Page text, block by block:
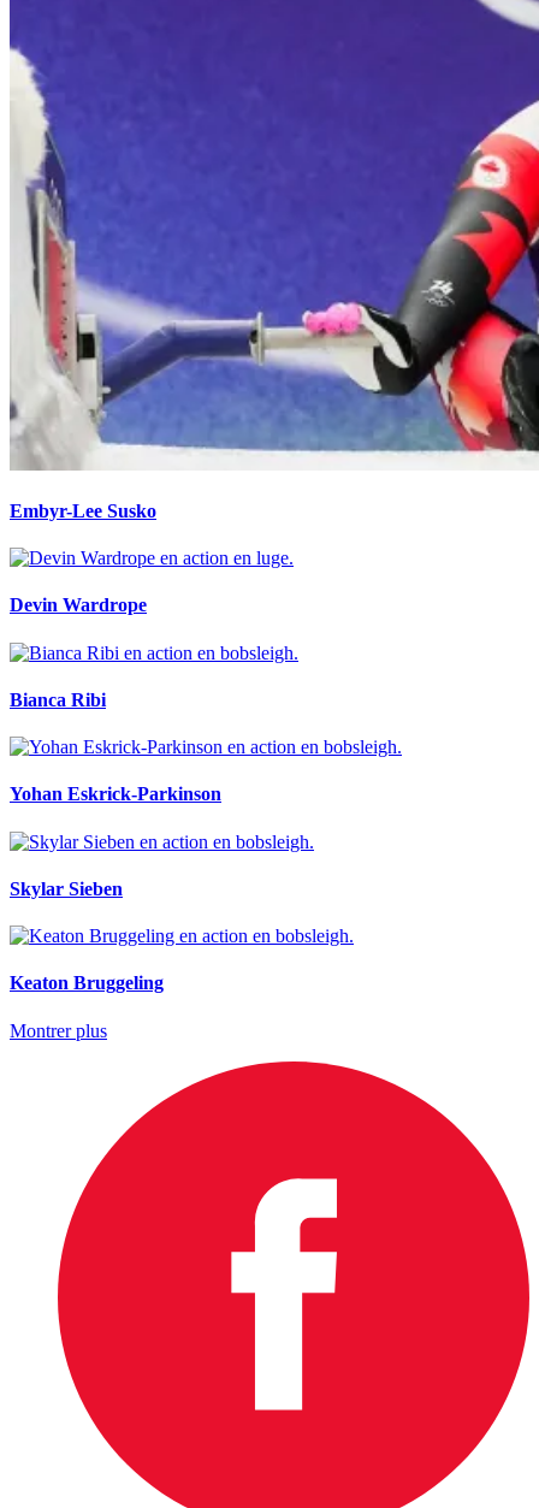
Embyr-Lee Susko
Devin Wardrope
Bianca Ribi
Yohan Eskrick-Parkinson
Skylar Sieben
Keaton Bruggeling
Montrer plus